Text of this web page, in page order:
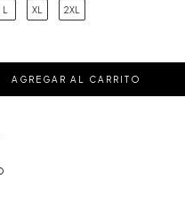
L XL 2XL